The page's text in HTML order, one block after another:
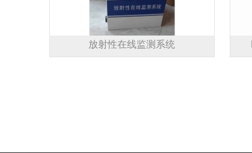
放射性在线监测系统